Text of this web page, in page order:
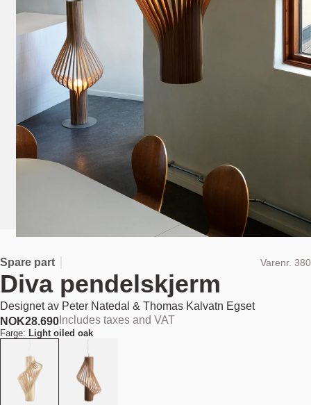
Spare part Varenr. 380
Diva pendelskjerm
Designet av Peter Natedal & Thomas Kalvatn Egset
NOK28.690 Includes taxes and VAT
Farge: Light oiled oak